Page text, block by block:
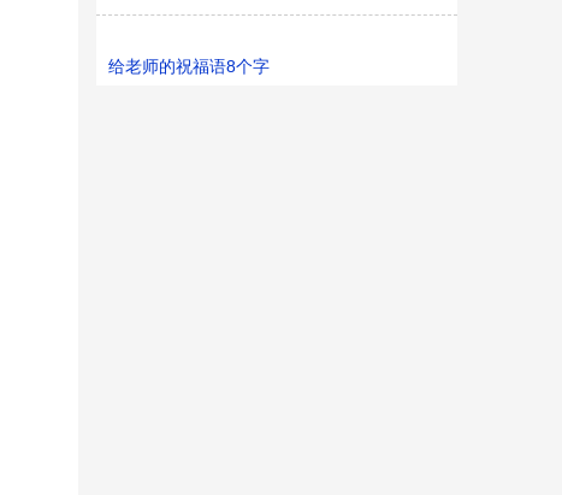
给老师的祝福语8个字